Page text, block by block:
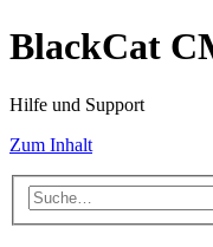
BlackCat
Hilfe und Support
Zum Inhalt